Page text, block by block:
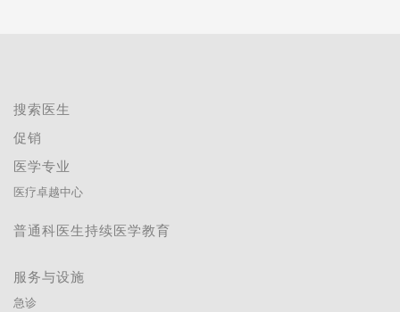
搜索医生
促销
医学专业
医疗卓越中心
普通科医生持续医学教育
服务与设施
急诊